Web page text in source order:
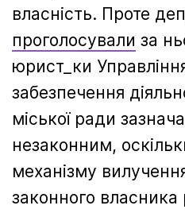
власність. Проте
проголосували за
юрист_ки
забезпечення
міської ради
незаконним,
механізму вилучення
законного власника